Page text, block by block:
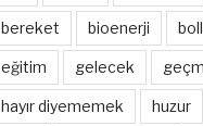
bereket bioenerji
eğitim gelecek
hayır diyememek huzur